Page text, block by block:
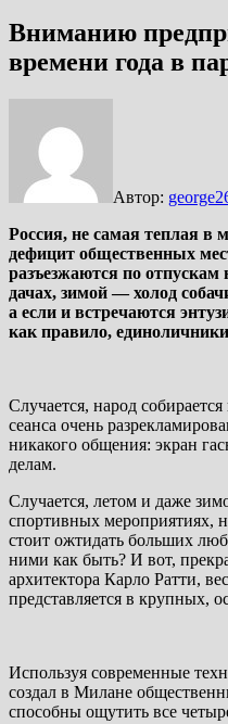
Вниманию
времени года в
Автор: george
Россия, не самая теплая в
дефицит общественных
разъезжаются по отпускам
дачах, зимой — холод
а если и встречаются
как правило,
Случается, народ
сеанса очень
никакого общения: экран
делам.
Случается, летом и даже
спортивных мероприятиях,
стоит ожтидать больших
ними как быть? И вот,
архитектора Карло Ратти,
представляется в крупных,
Используя современные
создал в Милане
способны ощутить все